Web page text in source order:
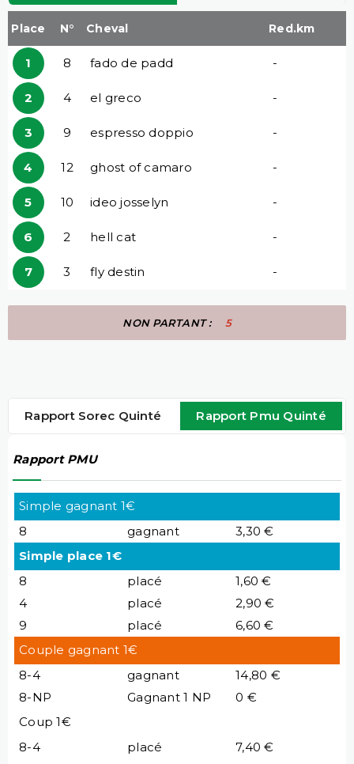
Place N° Cheval Red.km
1 8 fado de padd -
2 4 el greco -
3 9 espresso doppio -
4 12 ghost of camaro -
5 10 ideo josselyn -
6 2 hell cat -
7 3 fly destin -
NON PARTANT : 5
Rapport Sorec Quinté Rapport Pmu Quinté
Rapport PMU
Simple gagnant 1€
8
gagnant
3,30 €
Simple place 1€
8
placé
1,60 €
4
placé
2,90 €
9
placé
6,60 €
Couple gagnant 1€
8-4
gagnant
14,80 €
8-NP
Gagnant 1 NP
0 €
Coup 1€
8-4
placé
7,40 €